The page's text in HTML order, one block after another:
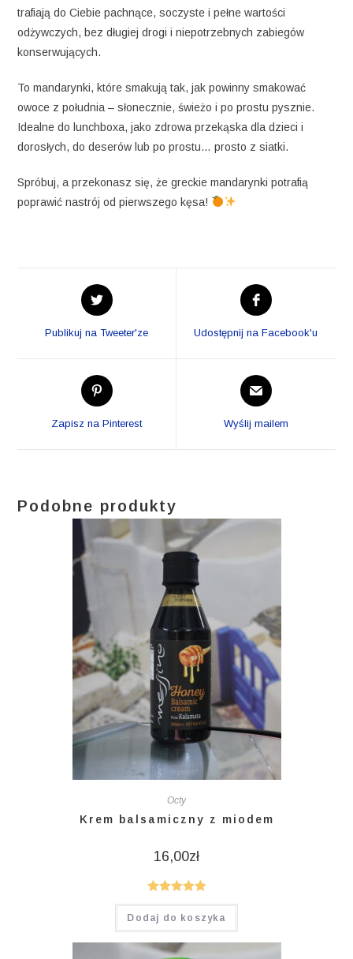
trafiają do Ciebie pachnące, soczyste i pełne wartości
odżywczych, bez długiej drogi i niepotrzebnych zabiegów
konserwujących.
To mandarynki, które smakują tak, jak powinny smakować
owoce z południa – słonecznie, świeżo i po prostu pysznie.
Idealne do lunchboxa, jako zdrowa przekąska dla dzieci i
dorosłych, do deserów lub po prostu… prosto z siatki.
Spróbuj, a przekonasz się, że greckie mandarynki potrafią
poprawić nastrój od pierwszego kęsa!
Opens
in
new
Publikuj na Tweeter'ze
Opens
in
new
Udostępnij na Facebook'u
Opens
in
new
Zapisz na Pinterest
Opens
in
new
Wyślij mailem
Podobne produkty
Octy
Krem balsamiczny z miodem
16,00zł
Oceniono
5.00na 5
Dodaj do koszyka